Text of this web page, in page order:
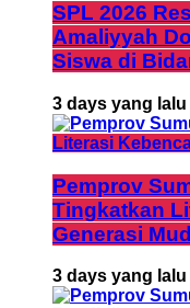
SPL 2026
Amaliyyah
Siswa di
3 days yang lalu
Pemprov
Tingkatkan
Generasi
3 days yang lalu